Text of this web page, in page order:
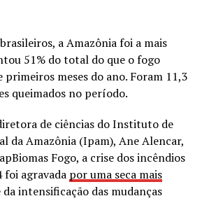
a Amazônia foi a mais
51% do total do que o fogo
primeiros meses do ano. Foram 11,3
queimados no período.
de ciências do Instituto de
da Amazônia (Ipam), Ane Alencar,
Fogo, a crise dos incêndios
foi agravada por uma seca mais
intensificação das mudanças